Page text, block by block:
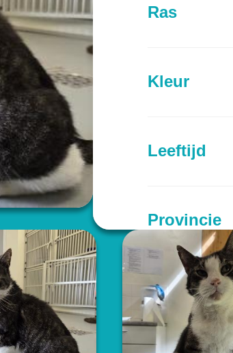
Ras
Kleur
Leeftijd
Provincie